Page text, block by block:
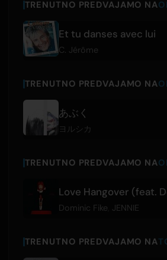
TRENUTNO PREDVAJAMO NA
Et tu danses avec lui
C. Jérôme
TRENUTNO PREDVAJAMO NA
あぶく
ヨルシカ
TRENUTNO PREDVAJAMO NA
Love Hangover (feat.
Dominic Fike JENNIE
TRENUTNO PREDVAJAMO NA